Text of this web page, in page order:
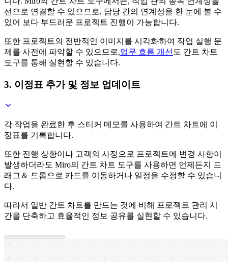
선으로 연결할 수 있으므로, 담당 간의 연계성을 한 눈에 볼 수
있어 보다 부드러운 프로젝트 진행이 가능합니다.
또한 프로젝트의 전반적인 이미지를 시각화하여 작업 실행 문
제를 사전에 파악할 수 있으므로,업무 흐름 개선 도 간트 차트
도구를 통해 실현할 수 있습니다.
3. 이정표 추가 및 정보 업데이트
각 작업을 완료한 후 스티커 메모를 사용하여 간트 차트에 이
정표를 기록합니다.
또한 진행 상황이나 고객의 사정으로 프로젝트에 변경 사항이
발생하더라도 Miro의 간트 차트 도구를 사용하면 언제든지 드
래그＆ 드롭으로 카드를 이동하거나 일정을 수정할 수 있습니
다.
따라서 일반 간트 차트를 만드는 것에 비해 프로젝트 관리 시
간을 단축하고 효율적인 정보 공유를 실현할 수 있습니다.